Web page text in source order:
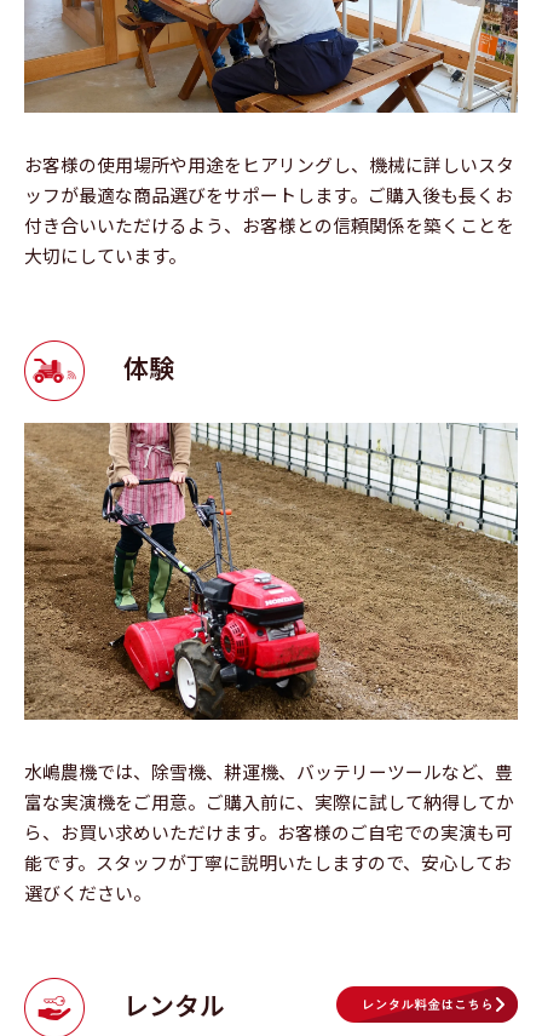
お客様の使用場所や用途をヒアリングし、機械に詳しいスタ
ッフが最適な商品選びをサポートします。ご購入後も長くお
付き合いいただけるよう、お客様との信頼関係を築くことを
大切にしています。
体験
水嶋農機では、除雪機、耕運機、バッテリーツールなど、豊
富な実演機をご用意。ご購入前に、実際に試して納得してか
ら、お買い求めいただけます。お客様のご自宅での実演も可
能です。スタッフが丁寧に説明いたしますので、安心してお
選びください。
レンタル